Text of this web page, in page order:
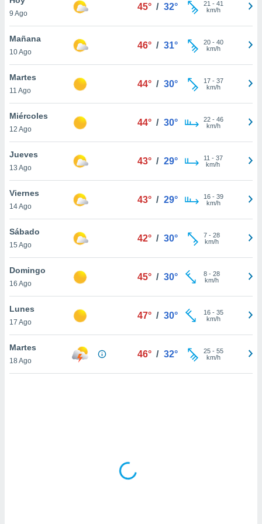
y
en
más
de
de
sitio
En
de que
el sitio
9 Ago
45° / 32° 21 - 41
km/h
Mañana
10 Ago
46° / 31° 20- 40
km/h
Martes
11 Ago
44° / 30° 17- 37
km/h
Miércoles
12 Ago
44° / 30° 22- 46
km/h
Jueves
13 Ago
43° / 29° 11 - 37
km/h
Viernes
14 Ago
43° / 29° 16- 39
km/h
Sábado
15 Ago
42° / 30° 7- 28
km/h
Domingo
16 Ago
45° / 30° 8- 28
km/h
Lunes
17 Ago
47° / 30° 16- 35
km/h
Martes
18 Ago
46° / 32° 25- 55
km/h